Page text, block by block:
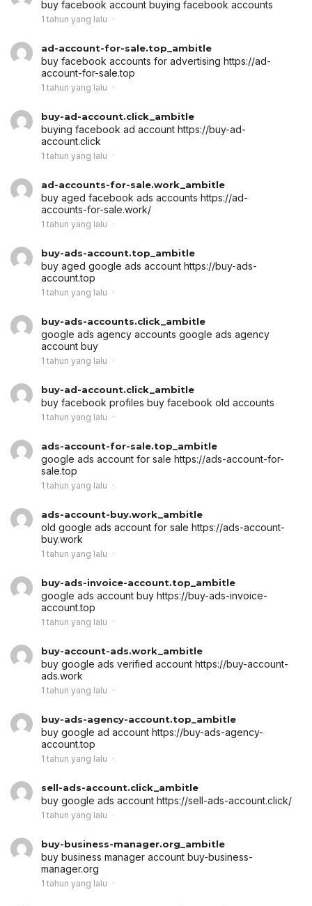
buy facebook account buying facebook accounts
1 tahun yang lalu
ad-account-for-sale.top_ambitle
buy facebook accounts for advertising https://ad-
account-for-sale.top
1 tahun yang lalu
buy-ad-account.click_ambitle
buying facebook ad account https://buy-ad-
account.click
1 tahun yang lalu
ad-accounts-for-sale.work_ambitle
buy aged facebook ads accounts https://ad-
accounts-for-sale.work/
1 tahun yang lalu
buy-ads-account.top_ambitle
buy aged google ads account https://buy-ads-
account.top
1 tahun yang lalu
buy-ads-accounts.click_ambitle
google ads agency accounts google ads agency
account buy
1 tahun yang lalu
buy-ad-account.click_ambitle
buy facebook profiles buy facebook old accounts
1 tahun yang lalu
ads-account-for-sale.top_ambitle
google ads account for sale https://ads-account-for-
sale.top
1 tahun yang lalu
ads-account-buy.work_ambitle
old google ads account for sale https://ads-account-
buy.work
1 tahun yang lalu
buy-ads-invoice-account.top_ambitle
google ads account buy https://buy-ads-invoice-
account.top
1 tahun yang lalu
buy-account-ads.work_ambitle
buy google ads verified account https://buy-account-
ads.work
1 tahun yang lalu
buy-ads-agency-account.top_ambitle
buy google ad account https://buy-ads-agency-
account.top
1 tahun yang lalu
sell-ads-account.click_ambitle
buy google ads account https://sell-ads-account.click/
1 tahun yang lalu
buy-business-manager.org_ambitle
buy business manager account buy-business-
manager.org
1 tahun yang lalu